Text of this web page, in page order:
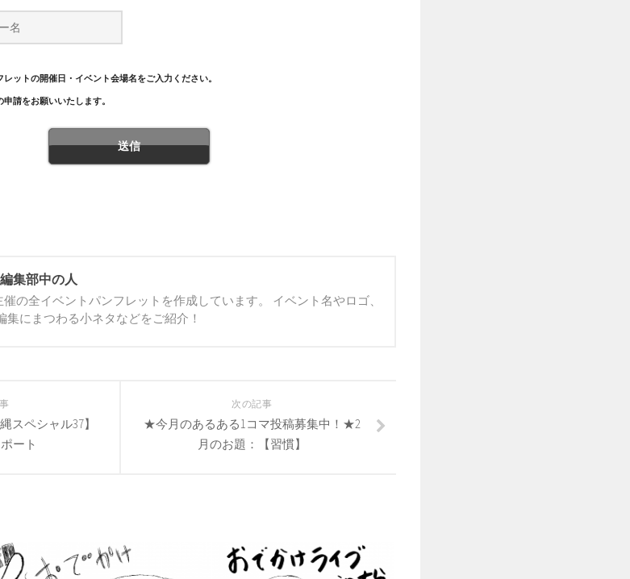
ットの開催日・イベント会場名をご入力ください。
請をお願いいたします。
集部中の人
催の全イベントパンフレットを作成しています。 イベント名やロゴ、
集にまつわる小ネタなどをご紹介！
次の記事
★今月のあるある1コマ投稿募集中！★2
月のお題：【習慣】
スペシャル37】
ート